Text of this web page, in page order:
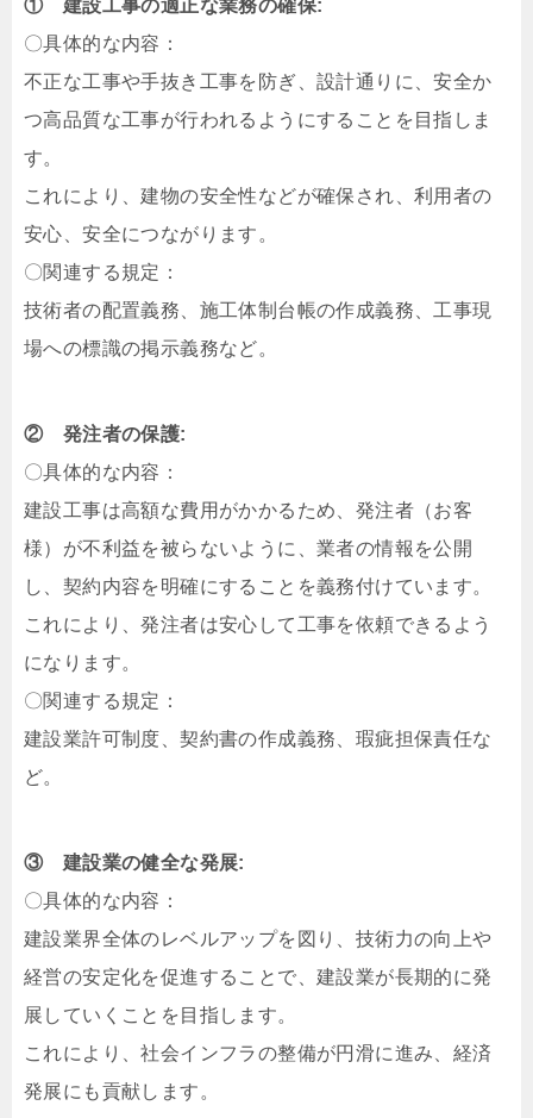
① 建設工事の適正な業務の確保:
〇具体的な内容：
不正な工事や手抜き工事を防ぎ、設計通りに、安全か
つ高品質な工事が行われるようにすることを目指しま
す。
これにより、建物の安全性などが確保され、利用者の
安心、安全につながります。
〇関連する規定：
技術者の配置義務、施工体制台帳の作成義務、工事現
場への標識の掲示義務など。
② 発注者の保護:
〇具体的な内容：
建設工事は高額な費用がかかるため、発注者（お客
様）が不利益を被らないように、業者の情報を公開
し、契約内容を明確にすることを義務付けています。
これにより、発注者は安心して工事を依頼できるよう
になります。
〇関連する規定：
建設業許可制度、契約書の作成義務、瑕疵担保責任な
ど。
③ 建設業の健全な発展:
〇具体的な内容：
建設業界全体のレベルアップを図り、技術力の向上や
経営の安定化を促進することで、建設業が長期的に発
展していくことを目指します。
これにより、社会インフラの整備が円滑に進み、経済
発展にも貢献します。